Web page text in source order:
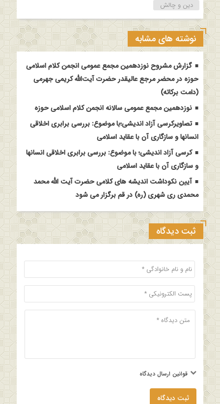
دین و چالش
نوشته های مشابه
گزارش مشروح نوزدهمین مجمع عمومی انجمن کلام اسلامی
حوزه در محضر مرجع عالیقدر حضرت آیت‌الله کریمی جهرمی
(دامت برکاته)
نوزدهمین مجمع عمومی سالانه انجمن کلام اسلامی حوزه
تصاویرکرسی آزاد اندیشی؛با موضوع: بررسی برابری اخلاقی
انسانها و سازگاری آن با عقاید اسلامی
کرسی آزاد اندیشی؛ با موضوع: بررسی برابری اخلاقی انسانها
و سازگاری آن با عقاید اسلامی
آیین نکوداشت اندیشه های کلامی حضرت آیت الله محمد
محمدی ری شهری (ره) در قم برگزار می شود
ثبت دیدگاه
قوانین ارسال دیدگاه
ثبت دیدگاه